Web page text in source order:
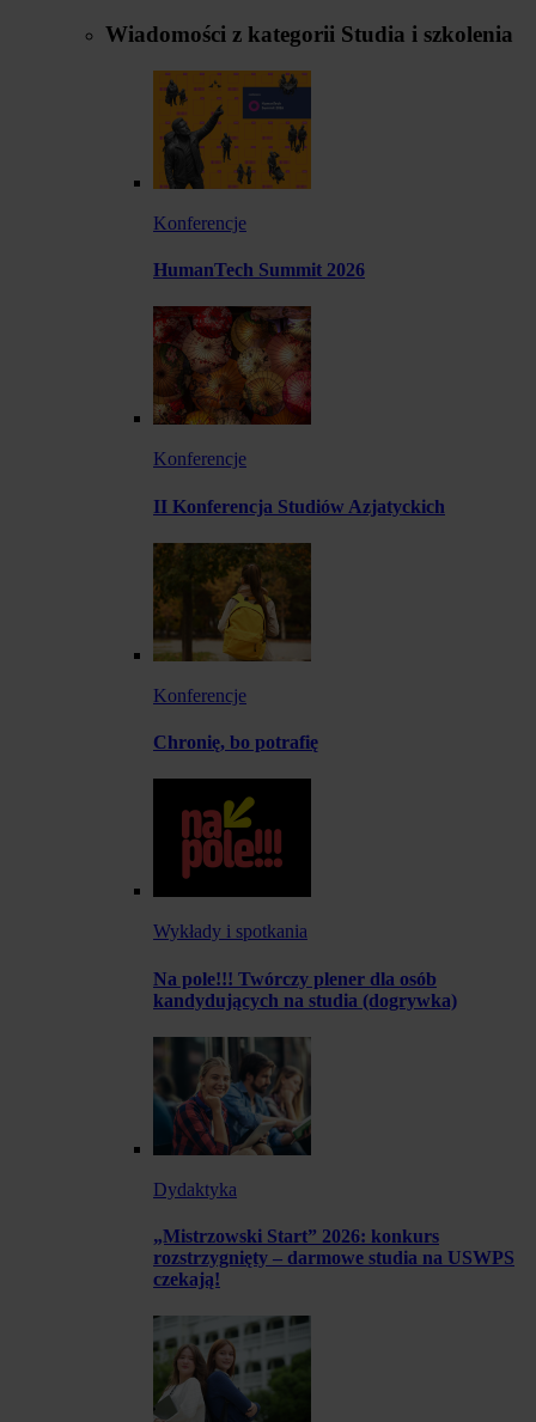
Wiadomości z kategorii Studia i szkolenia
Konferencje
HumanTech Summit 2026
Konferencje
II Konferencja Studiów Azjatyckich
Konferencje
Chronię, bo potrafię
Wykłady i spotkania
Na pole!!! Twórczy plener dla osób
kandydujących na studia (dogrywka)
Dydaktyka
„Mistrzowski Start” 2026: konkurs
rozstrzygnięty – darmowe studia na USWPS
czekają!